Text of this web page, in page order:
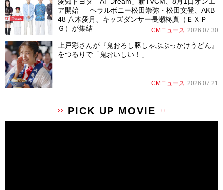
ア開始 ― ヘラルボニー松田崇弥・松田文登、AKB
48 八木愛月、キッズダンサー長瀬柊真（ＥＸＰ
Ｇ）が集結 ―
CMニュース 2026.07.30
上戸彩さんが『鬼おろし豚しゃぶぶっかけうどん』
をつるりで「鬼おいしい！」
CMニュース 2026.07.21
PICK UP MOVIE